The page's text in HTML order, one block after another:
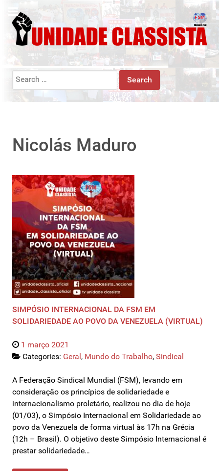
Search
Nicolás Maduro
SIMPÓSIO INTERNACIONAL DA FSM EM
SOLIDARIEDADE AO POVO DA VENEZUELA (VIRTUAL)
1 março 2021
Categories: Geral, Mundo do Trabalho, Sindical
A Federação Sindical Mundial (FSM), levando em
consideração os princípios de solidariedade e
internacionalismo proletário, realizou no dia de hoje
(01/03), o Simpósio Internacional em Solidariedade ao
povo da Venezuela de forma virtual às 17h na Grécia
(12h – Brasil). O objetivo deste Simpósio Internacional é
prestar solidariedade…